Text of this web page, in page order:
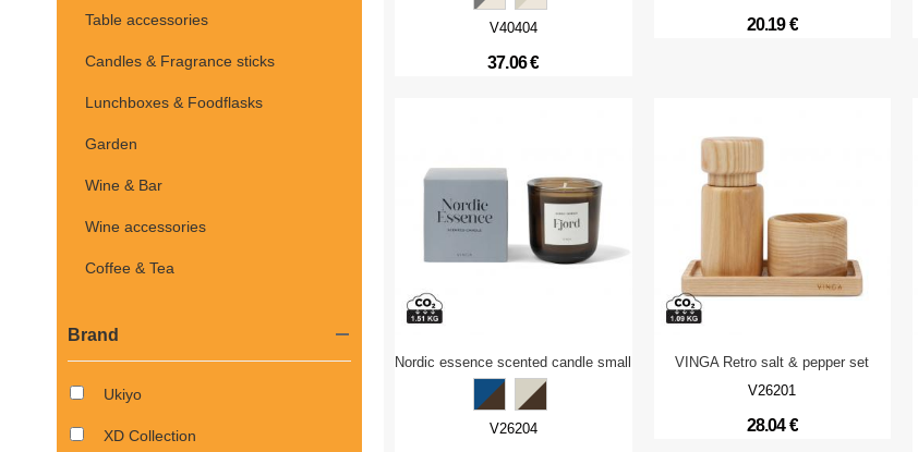
Table accessories
Candles & Fragrance sticks
Lunchboxes & Foodflasks
Garden
Wine & Bar
Wine accessories
Coffee & Tea
Brand
Ukiyo
XD Collection
V40404
37.06 €
20.19 €
Nordic essence scented candle small
V26204
VINGA Retro salt & pepper set
V26201
28.04 €